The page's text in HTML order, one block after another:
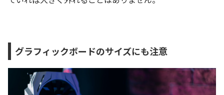
グラフィックボードのサイズにも注意